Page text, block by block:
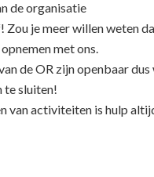
de organisatie
je meer willen weten
met ons.
de OR zijn openbaar dus
te sluiten!
van activiteiten is hulp